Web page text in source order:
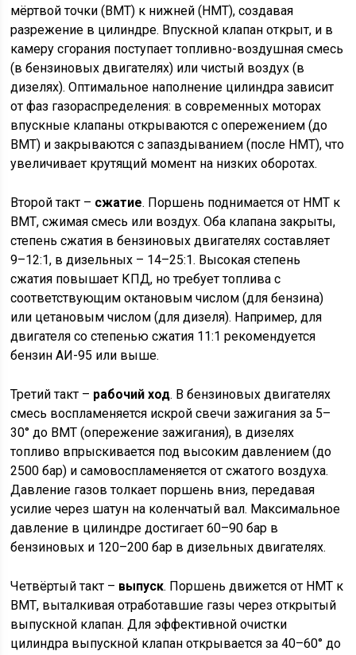
мёртвой точки (ВМТ) к нижней (НМТ), создавая
разрежение в цилиндре. Впускной клапан открыт, и в
камеру сгорания поступает топливно-воздушная смесь
(в бензиновых двигателях) или чистый воздух (в
дизелях). Оптимальное наполнение цилиндра зависит
от фаз газораспределения: в современных моторах
впускные клапаны открываются с опережением (до
ВМТ) и закрываются с запаздыванием (после НМТ), что
увеличивает крутящий момент на низких оборотах.
Второй такт – сжатие. Поршень поднимается от НМТ к
ВМТ, сжимая смесь или воздух. Оба клапана закрыты,
степень сжатия в бензиновых двигателях составляет
9–12:1, в дизельных – 14–25:1. Высокая степень
сжатия повышает КПД, но требует топлива с
соответствующим октановым числом (для бензина)
или цетановым числом (для дизеля). Например, для
двигателя со степенью сжатия 11:1 рекомендуется
бензин АИ-95 или выше.
Третий такт – рабочий ход. В бензиновых двигателях
смесь воспламеняется искрой свечи зажигания за 5–
30° до ВМТ (опережение зажигания), в дизелях
топливо впрыскивается под высоким давлением (до
2500 бар) и самовоспламеняется от сжатого воздуха.
Давление газов толкает поршень вниз, передавая
усилие через шатун на коленчатый вал. Максимальное
давление в цилиндре достигает 60–90 бар в
бензиновых и 120–200 бар в дизельных двигателях.
Четвёртый такт – выпуск. Поршень движется от НМТ к
ВМТ, выталкивая отработавшие газы через открытый
выпускной клапан. Для эффективной очистки
цилиндра выпускной клапан открывается за 40–60° до